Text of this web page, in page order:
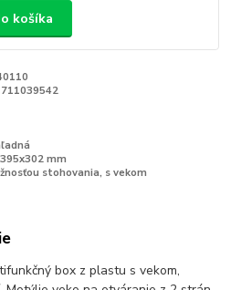
košíka
mm
stohovania, s vekom
box z plastu s vekom,